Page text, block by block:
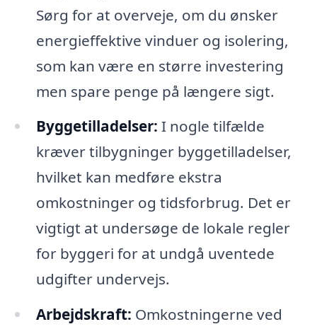
Sørg for at overveje, om du ønsker
energieffektive vinduer og isolering,
som kan være en større investering
men spare penge på længere sigt.
Byggetilladelser: I nogle tilfælde
kræver tilbygninger byggetilladelser,
hvilket kan medføre ekstra
omkostninger og tidsforbrug. Det er
vigtigt at undersøge de lokale regler
for byggeri for at undgå uventede
udgifter undervejs.
Arbejdskraft: Omkostningerne ved